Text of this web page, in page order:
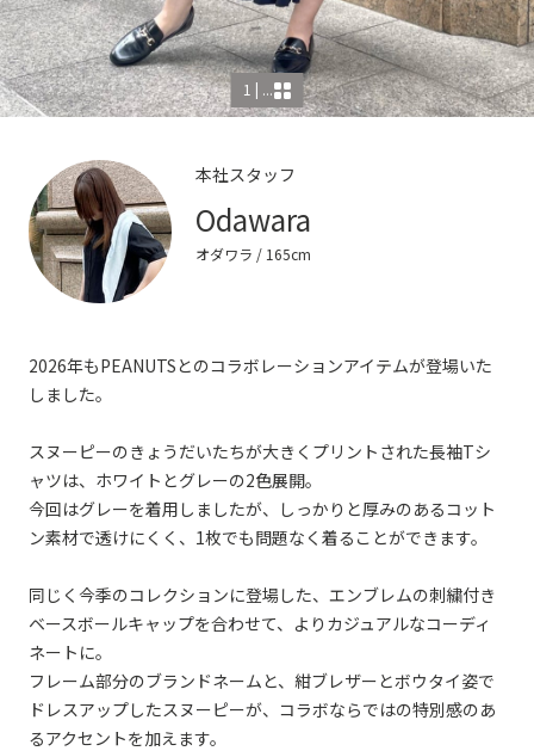
1 | ...
本社スタッフ
Odawara
オダワラ / 165cm
2026年もPEANUTSとのコラボレーションアイテムが登場いた
しました。
スヌーピーのきょうだいたちが大きくプリントされた長袖Tシ
ャツは、ホワイトとグレーの2色展開。
今回はグレーを着用しましたが、しっかりと厚みのあるコット
ン素材で透けにくく、1枚でも問題なく着ることができます。
同じく今季のコレクションに登場した、エンブレムの刺繍付き
ベースボールキャップを合わせて、よりカジュアルなコーディ
ネートに。
フレーム部分のブランドネームと、紺ブレザーとボウタイ姿で
ドレスアップしたスヌーピーが、コラボならではの特別感のあ
るアクセントを加えます。